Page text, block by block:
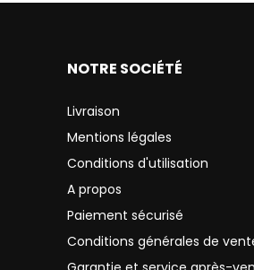
NOTRE SOCIÉTÉ
Livraison
Mentions légales
Conditions d'utilisation
A propos
Paiement sécurisé
Conditions générales de